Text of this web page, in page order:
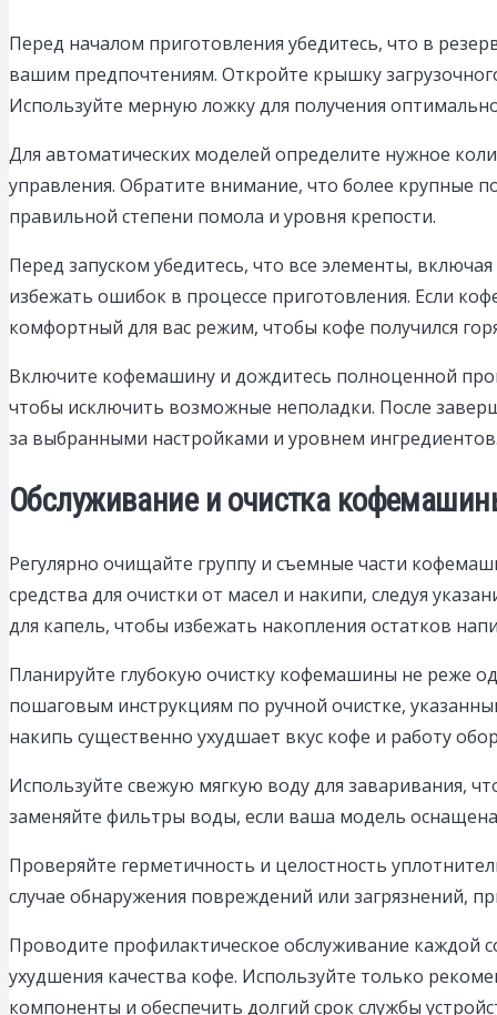
Перед началом приготовления убедитесь, что в
вашим предпочтениям. Откройте крышку
Используйте мерную ложку для получения
Для автоматических моделей определите нужное
управления. Обратите внимание, что более крупные
правильной степени помола и уровня крепости.
Перед запуском убедитесь, что все элементы,
избежать ошибок в процессе приготовления. Если
комфортный для вас режим, чтобы кофе получился
Включите кофемашину и дождитесь полноценной
чтобы исключить возможные неполадки. После
за выбранными настройками и уровнем
Обслуживание и очистка
Регулярно очищайте группу и съемные части
средства для очистки от масел и накипи, следуя
для капель, чтобы избежать накопления остатков
Планируйте глубокую очистку кофемашины не реже
пошаговым инструкциям по ручной очистке,
накипь существенно ухудшает вкус кофе и работу
Используйте свежую мягкую воду для заваривания,
заменяйте фильтры воды, если ваша модель
Проверяйте герметичность и целостность
случае обнаружения повреждений или загрязнений,
Проводите профилактическое обслуживание каждой
ухудшения качества кофе. Используйте только
компоненты и обеспечить долгий срок службы